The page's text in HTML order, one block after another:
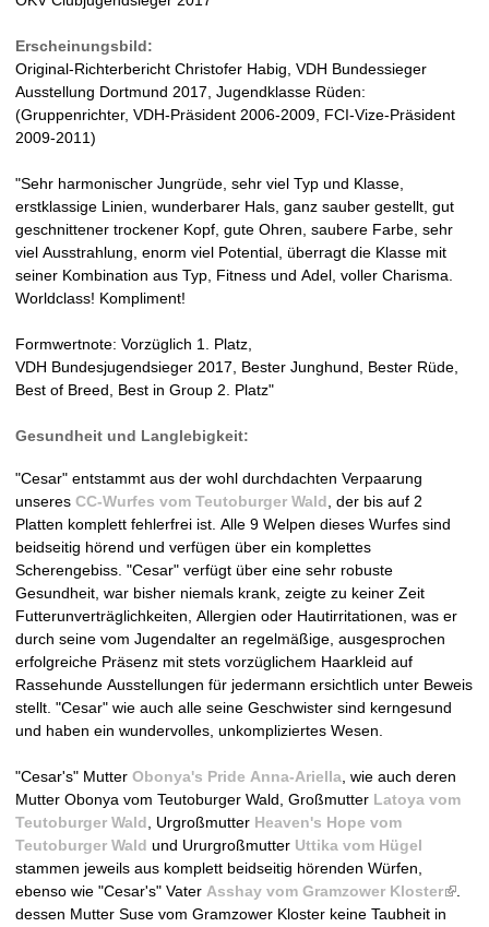
V
D
-
Z
u
c
h
t
s
e
i
t
1
9
4
Erscheinungsbild:
Original-Richterbericht Christofer Habig, VDH Bundessieger
Ausstellung Dortmund 2017, Jugendklasse Rüden:
(Gruppenrichter, VDH-Präsident 2006-2009, FCI-Vize-Präsident
2009-2011)
"Sehr harmonischer Jungrüde, sehr viel Typ und Klasse,
erstklassige Linien, wunderbarer Hals, ganz sauber gestellt, gut
geschnittener trockener Kopf, gute Ohren, saubere Farbe, sehr
viel Ausstrahlung, enorm viel Potential, überragt die Klasse mit
seiner Kombination aus Typ, Fitness und Adel, voller Charisma.
Worldclass! Kompliment!
Formwertnote: Vorzüglich 1. Platz,
VDH Bundesjugendsieger 2017, Bester Junghund, Bester Rüde,
Best of Breed, Best in Group 2. Platz"
Gesundheit und Langlebigkeit:
"Cesar" entstammt aus der wohl durchdachten Verpaarung
unseres CC-Wurfes vom Teutoburger Wald, der bis auf 2
Platten komplett fehlerfrei ist. Alle 9 Welpen dieses Wurfes sind
beidseitig hörend und verfügen über ein komplettes
Scherengebiss. "Cesar" verfügt über eine sehr robuste
Gesundheit, war bisher niemals krank, zeigte zu keiner Zeit
Futterunverträglichkeiten, Allergien oder Hautirritationen, was er
durch seine vom Jugendalter an regelmäßige, ausgesprochen
erfolgreiche Präsenz mit stets vorzüglichem Haarkleid auf
Rassehunde Ausstellungen für jedermann ersichtlich unter Beweis
stellt. "Cesar" wie auch alle seine Geschwister sind kerngesund
und haben ein wundervolles, unkompliziertes Wesen.
"Cesar's" Mutter Obonya's Pride Anna-Ariella, wie auch deren
Mutter Obonya vom Teutoburger Wald, Großmutter Latoya vom
Teutoburger Wald, Urgroßmutter Heaven's Hope vom
Teutoburger Wald und Ururgroßmutter Uttika vom Hügel
stammen jeweils aus komplett beidseitig hörenden Würfen,
ebenso wie "Cesar's" Vater Asshay vom Gramzower Kloster(
l
.
dessen Mutter Suse vom Gramzower Kloster keine Taubheit in